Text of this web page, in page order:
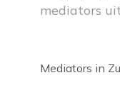
mediators
Mediators in